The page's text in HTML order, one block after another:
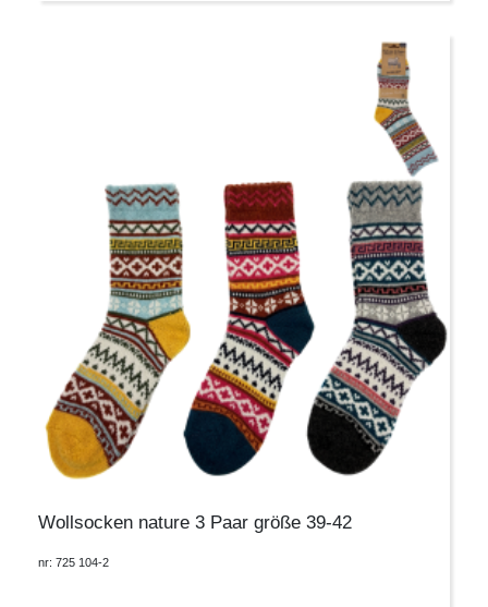
Wollsocken nature 3 Paar größe 39-42
nr: 725 104-2